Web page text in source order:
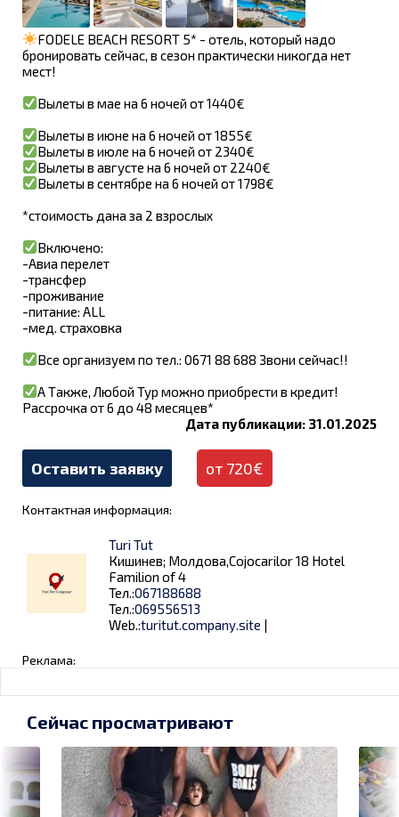
FODELE BEACH RESORT 5* - отель, который надо
бронировать сейчас, в сезон практически никогда нет
мест!
Вылеты в мае на 6 ночей от 1440€
Вылеты в июне на 6 ночей от 1855€
Вылеты в июле на 6 ночей от 2340€
Вылеты в августе на 6 ночей от 2240€
Вылеты в сентябре на 6 ночей от 1798€
*стоимость дана за 2 взрослых
Включено:
-Авиа перелет
-трансфер
-проживание
-питание: ALL
-мед. страховка
Все организуем по тел.: 0671 88 688 Звони сейчас!!
А Также, Любой Тур можно приобрести в кредит!
Рассрочка от 6 до 48 месяцев*
Дата публикации: 31.01.2025
Оставить заявку от 720€
Контактная информация:
Turi Tut
Кишинев; Молдова,Cojocarilor 18 Hotel
Familion of 4
Тел.:067188688
Тел.:069556513
Web.:turitut.company.site |
Реклама:
Сейчас просматривают